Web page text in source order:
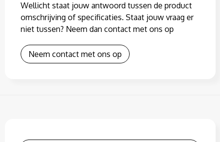
Wellicht staat jouw antwoord tussen de product
omschrijving of specificaties. Staat jouw vraag er
niet tussen? Neem dan contact met ons op
Neem contact met ons op